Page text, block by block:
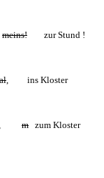
meins! zur Stund !
, ins Kloster
m zum Kloster